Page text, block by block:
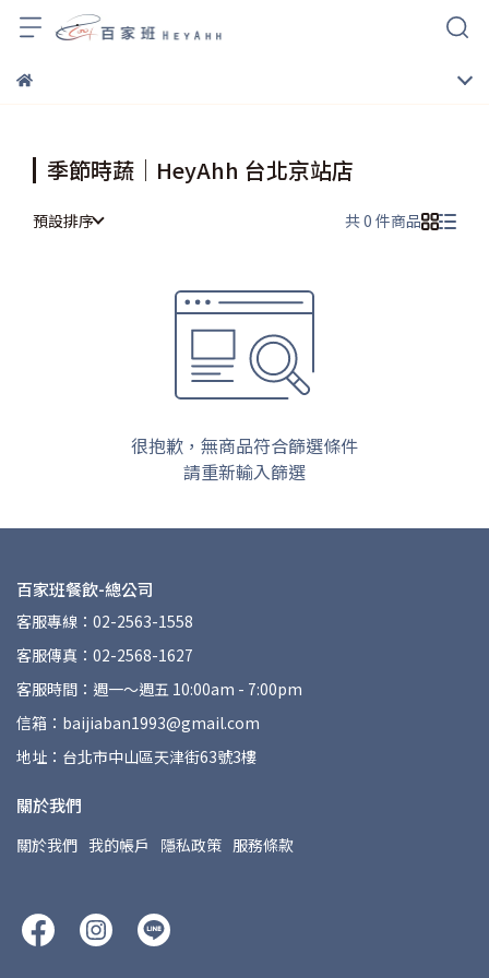
季節時蔬｜HeyAhh 台北京站店
預設排序 共 0 件商品
很抱歉，無商品符合篩選條件
請重新輸入篩選
百家班餐飲-總公司
客服專線：02-2563-1558
客服傳真：02-2568-1627
客服時間：週一～週五 10:00am - 7:00pm
信箱：baijiaban1993@gmail.com
地址：台北市中山區天津街63號3樓
關於我們
關於我們 我的帳戶 隱私政策 服務條款